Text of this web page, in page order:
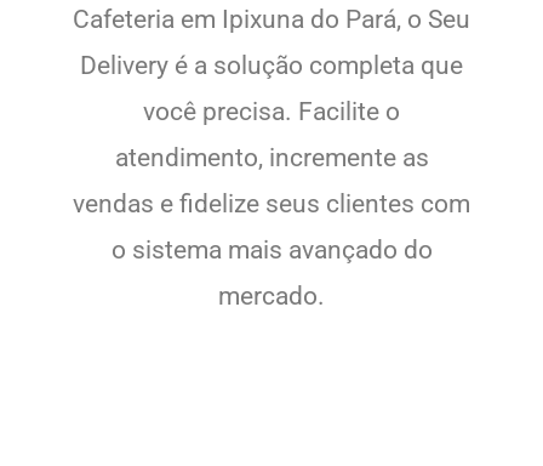
Cafeteria em Ipixuna do Pará, o Seu
Delivery é a solução completa que
você precisa. Facilite o
atendimento, incremente as
vendas e fidelize seus clientes com
o sistema mais avançado do
mercado.